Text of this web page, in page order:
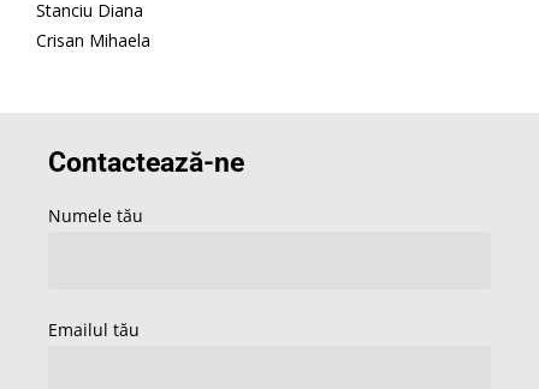
Stanciu Diana
Crisan Mihaela